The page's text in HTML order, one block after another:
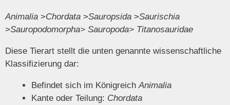
Animalia >Chordata >Sauropsida >Saurischia
>Sauropodomorpha> Sauropoda> Titanosauridae
Diese Tierart stellt die unten genannte wissenschaftliche
Klassifizierung dar:
Befindet sich im Königreich Animalia
Kante oder Teilung: Chordata